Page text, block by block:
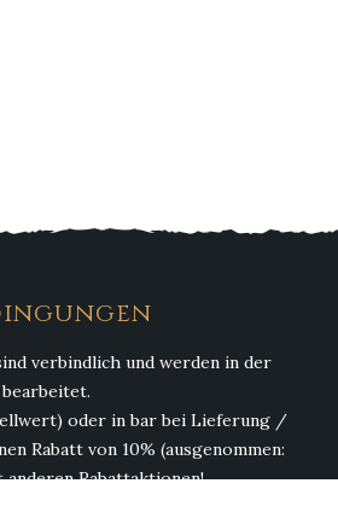
verbindlich und werden in der
oder in bar bei Lieferung /
Rabatt von 10% (ausgenommen:
Rabattaktionen!